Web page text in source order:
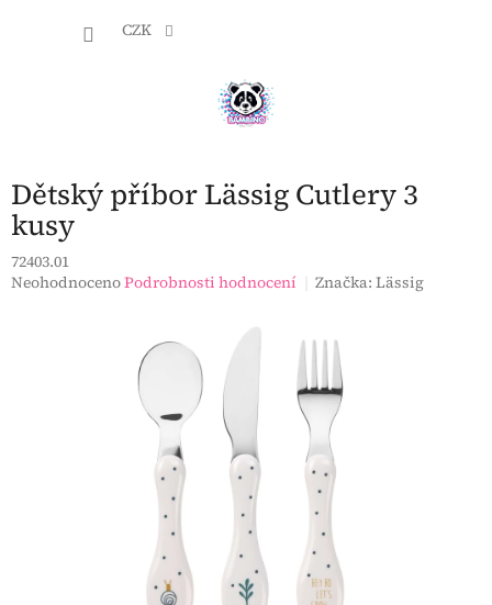
CZK
Dětský příbor Lässig Cutlery 3
kusy
72403.01
Průměrné
NeohodnocenoPodrobnosti hodnocení Značka:Lässig